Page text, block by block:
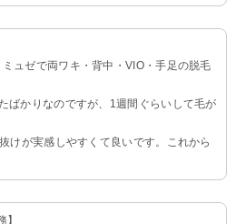
ュゼで両ワキ・背中・VIO・手足の脱毛
ばかりなのですが、1週間ぐらいして毛が
けが実感しやすくて良いです。これから
】